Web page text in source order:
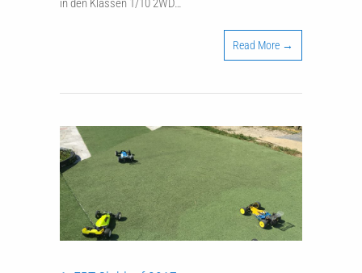
in den Klassen 1/10 2WD…
Read More →